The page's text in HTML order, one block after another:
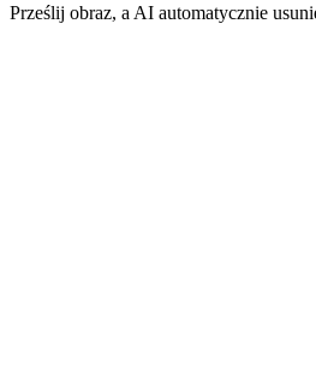
Prześlij obraz, a AI automatycznie